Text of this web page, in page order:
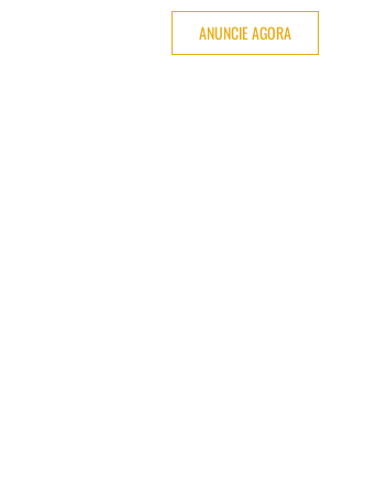
ANUNCIE AGORA